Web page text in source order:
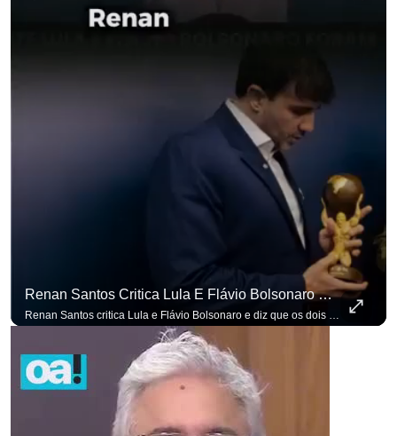
Renan Santos Critica Lula E Flávio Bolsonaro E Diz Que Os Dois São Lados Da Mesma Moeda.
Renan Santos critica Lula e Flávio Bolsonaro e diz que os dois são lados da mesma moeda. #OAntagonista Se você busca informação com credibilidade, inscreva-se agora e ative o